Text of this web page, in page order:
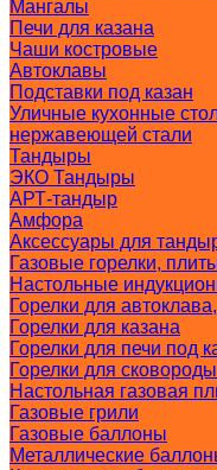
Мангалы
Печи для казана
Чаши костровые
Автоклавы
Подставки под казан
Уличные кухонные
нержавеющей стали
Тандыры
ЭКО Тандыры
АРТ-тандыр
Амфора
Аксессуары для
Газовые горелки,
Настольные
Горелки для
Горелки для казана
Горелки для печи под
Горелки для
Настольная газовая
Газовые грили
Газовые баллоны
Металлические